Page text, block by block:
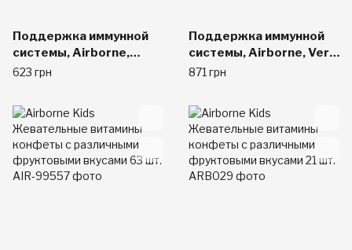
Поддержка иммунной
системы, Airborne,
Цитрус, 64 таблетки.
623 грн
Поддержка иммунной
системы, Airborne, Very
Berry Chewable Tablets,
871 грн